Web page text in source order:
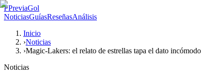
PPreviaGol
NoticiasGuíasReseñasAnálisis
Inicio
›Noticias
›Magic-Lakers: el relato de estrellas tapa el dato incómodo
Noticias